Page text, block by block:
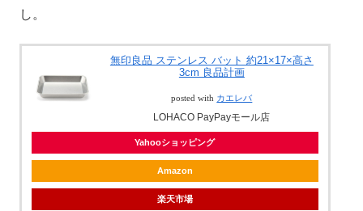
し。
無印良品 ステンレス バット 約21×17×高さ
3cm 良品計画
posted with カエレバ
LOHACO PayPayモール店
Yahooショッピング
Amazon
楽天市場